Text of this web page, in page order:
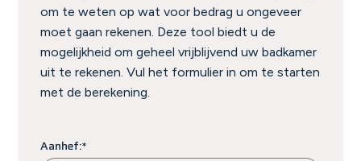
om te weten op wat voor bedrag u ongeveer
moet gaan rekenen. Deze tool biedt u de
mogelijkheid om geheel vrijblijvend uw badkamer
uit te rekenen. Vul het formulier in om te starten
met de berekening.
Aanhef:*